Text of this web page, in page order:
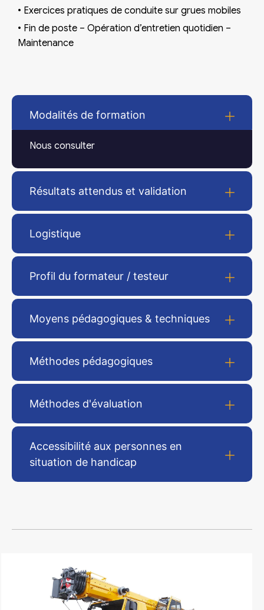
• Exercices pratiques de conduite sur grues mobiles
• Fin de poste – Opération d’entretien quotidien –
Maintenance
Modalités de formation
Nous consulter
Résultats attendus et validation
Logistique
Profil du formateur / testeur
Moyens pédagogiques & techniques
Méthodes pédagogiques
Méthodes d'évaluation
Accessibilité aux personnes en
situation de handicap